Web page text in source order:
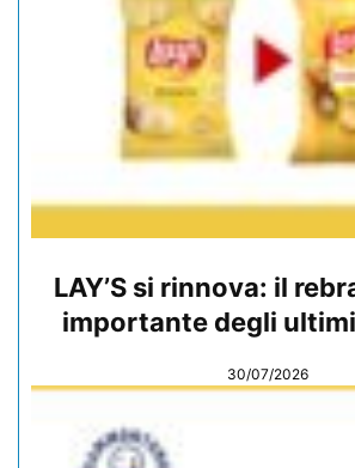
LAY’S si rinnova: il
importante degli
30/07/2026